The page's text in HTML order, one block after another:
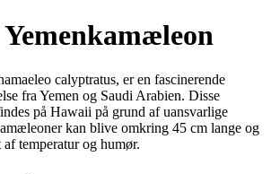
calyptratus, er en fascinerende
fra Yemen og Saudi Arabien. Disse
på Hawaii på grund af uansvarlige
kan blive omkring 45 cm lange og
temperatur og humør.